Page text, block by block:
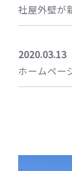
社屋外壁が
2020.03.13
ホームペー